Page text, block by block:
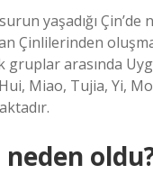
yaşadığı Çin’de
Çinlilerinden
gruplar arasında
Miao, Tujia, Yi,
neden